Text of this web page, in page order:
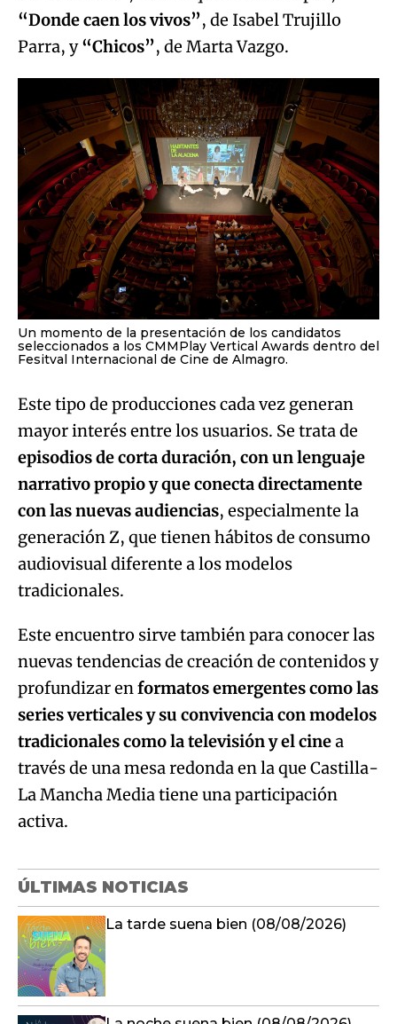
“Donde caen los vivos”, de Isabel Trujillo
Parra, y“Chicos”, de Marta Vazgo.
Un momento de la presentación de los candidatos
seleccionados a los CMMPlay Vertical Awards dentro del
Fesitval Internacional de Cine de Almagro.
Este tipo de producciones cada vez generan
mayor interés entre los usuarios. Se trata de
episodios de corta duración, con un lenguaje
narrativo propio y que conecta directamente
con las nuevas audiencias, especialmente la
generación Z, que tienen hábitos de consumo
audiovisual diferente a los modelos
tradicionales.
Este encuentro sirve también para conocer las
nuevas tendencias de creación de contenidos y
profundizar enformatos emergentes como las
series verticales y su convivencia con modelos
tradicionales como la televisión y el cinea
través de una mesa redonda en la que Castilla-
La Mancha Media tiene una participación
activa.
ÚLTIMAS NOTICIAS
La tarde suena bien (08/08/2026)